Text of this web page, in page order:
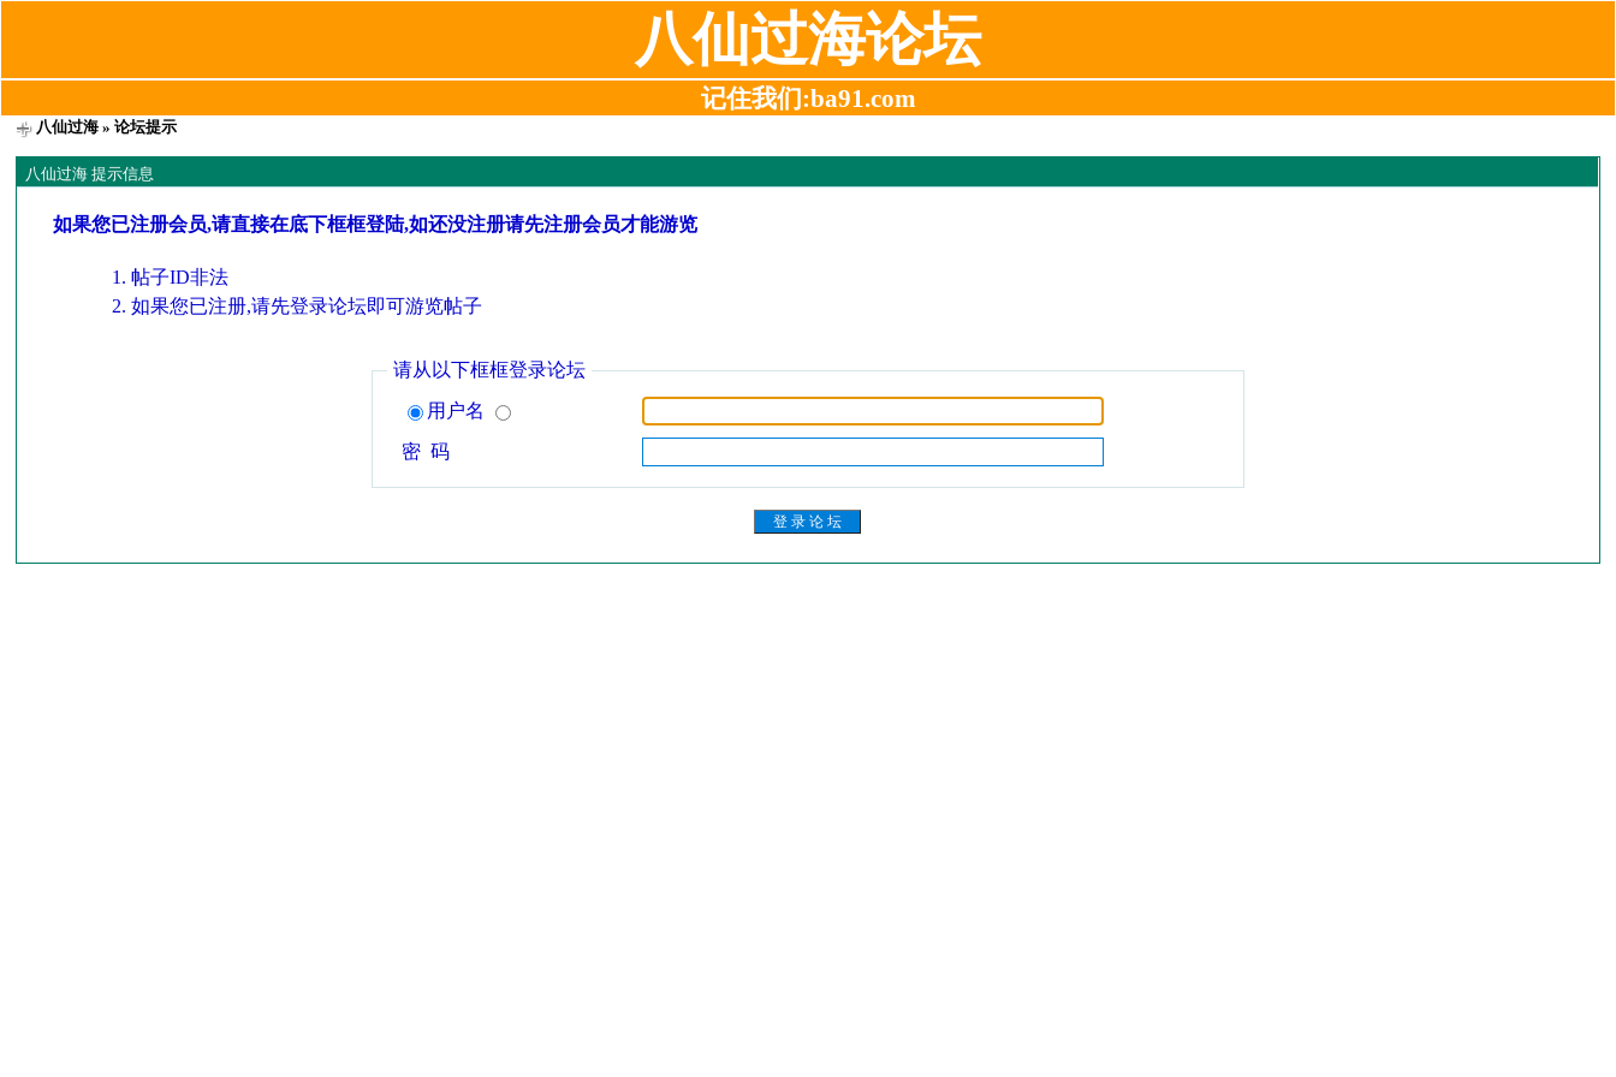
八仙过海论坛
记住我们:ba91.com
八仙过海 » 论坛提示
八仙过海 提示信息
如果您已注册会员,请直接在底下框框登陆,如还没注册请先注册会员才能游览
帖子ID非法
如果您已注册,请先登录论坛即可游览帖子
请从以下框框登录论坛
用户名
密 码